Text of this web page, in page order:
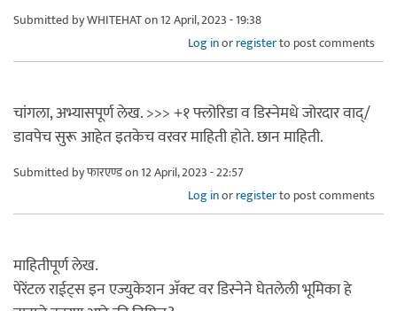
Submitted byWHITEHATon 12 April, 2023 - 19:38
Log inorregisterto post comments
चांगला, अभ्यासपूर्ण लेख. >>> +१ फ्लोरिडा व डिस्नेमधे जोरदार वाद्/
डावपेच सुरू आहेत इतकेच वरवर माहिती होते. छान माहिती.
Submitted byफारएण्डon 12 April, 2023 - 22:57
Log inorregisterto post comments
माहितीपूर्ण लेख.
पेरेंटल राईट्स इन एज्युकेशन अ‍ॅक्ट वर डिस्नेने घेतलेली भूमिका हे